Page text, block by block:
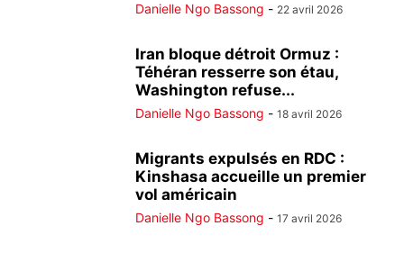
Danielle Ngo Bassong - 22 avril 2026
Iran bloque détroit Ormuz :
Téhéran resserre son étau,
Washington refuse...
Danielle Ngo Bassong - 18 avril 2026
Migrants expulsés en RDC :
Kinshasa accueille un premier
vol américain
Danielle Ngo Bassong - 17 avril 2026